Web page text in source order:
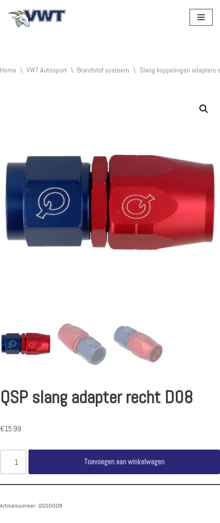
Home \ VWT Autosport \ Brandstof systeem \ Slang koppelingen adapters
QSP slang adapter recht D08
€15.99
Toevoegen aan winkelwagen
Artikelnummer: QG00008